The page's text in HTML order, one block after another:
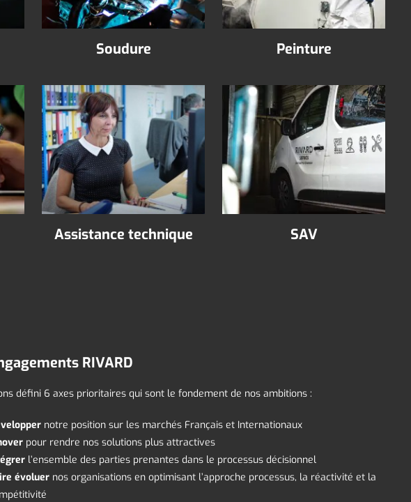
Soudure Peinture
Assistance technique SAV
RIVARD
défini 6 axes prioritaires qui sont le fondement de nos ambitions :
notre position sur les marchés Français et Internationaux
pour rendre nos solutions plus attractives
l’ensemble des parties prenantes dans le processus décisionnel
évoluer nos organisations en optimisant l’approche processus, la réactivité et la